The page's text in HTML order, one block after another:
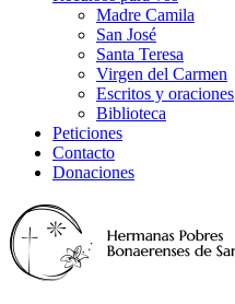
Madre Camila
San José
Santa Teresa
Virgen del Carmen
Escritos y oraciones
Biblioteca
Peticiones
Contacto
Donaciones